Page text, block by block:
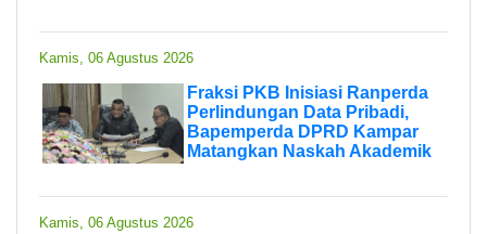
Kamis, 06 Agustus 2026
Fraksi PKB Inisiasi Ranperda
Perlindungan Data Pribadi,
Bapemperda DPRD Kampar
Matangkan Naskah Akademik
Kamis, 06 Agustus 2026